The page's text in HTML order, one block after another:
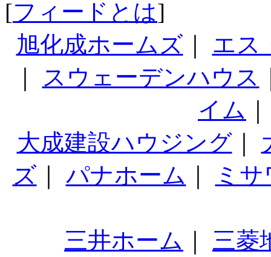
[フィードとは]
旭化成ホームズ｜ エス
スウェーデンハウス
イム
大成建設ハウジング｜
ズ｜ パナホーム ミ
三井ホーム
三菱